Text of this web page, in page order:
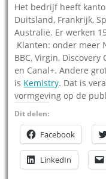
Het bedrijf heeft
Duitsland, Frankrijk,
Australië. Er werken
Klanten: onder meer
BBC, Virgin, Discovery
en Canal+. Andere
is Kemistry. Dat is
vormgeving op de
Dit delen:
Facebook
LinkedIn